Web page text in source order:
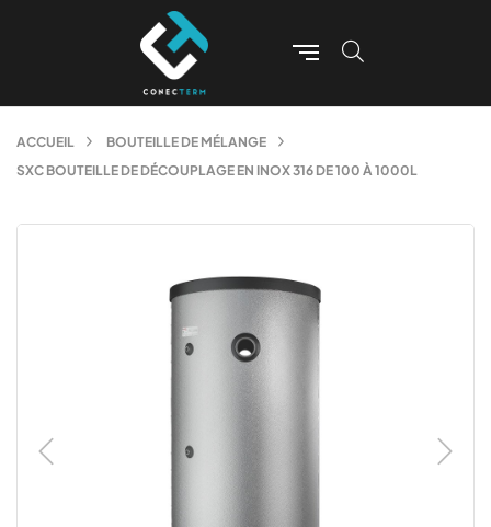
ACCUEIL
BOUTEILLE DE MÉLANGE
SXC BOUTEILLE DE DÉCOUPLAGE EN INOX 316 DE 100 À 1000L